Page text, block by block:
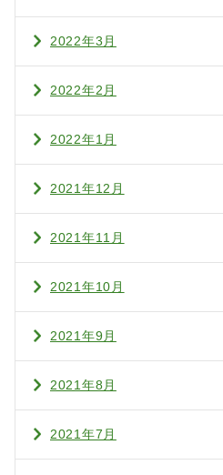
2022年3月
2022年2月
2022年1月
2021年12月
2021年11月
2021年10月
2021年9月
2021年8月
2021年7月